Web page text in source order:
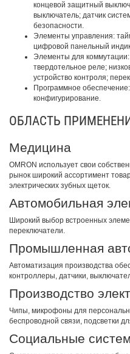
концевой защитный
выключатель; датчик
безопасности.
Элементы управления:
цифровой панельный
Элементы для коммутации:
твердотельное реле;
устройство контроля;
Программное
конфигурирование.
ОБЛАСТЬ
Медицина
OMRON использует свои
рынок широкий ассортимент
электрических зубных щеток.
Автомобильная
Широкий выбор встроенных
переключатели.
Промышленная
Автоматизация производства
контроллеры, датчики,
Производство
Чипы, микрофоны для
беспроводной связи, подсветки
Социальные